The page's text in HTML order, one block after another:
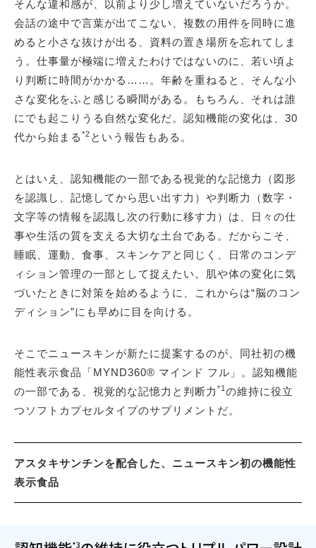
そんな違和感が、以前より少し増えていないだろうか。
会話の途中で言葉が出てこない、複数の用件を同時に進
めると小さな抜けが出る、資料の置き場所を忘れてしま
う。仕事量が極端に増えたわけではないのに、若い頃よ
り判断に時間がかかる……。年齢を重ねると、そんな小
さな変化をふと感じる瞬間がある。もちろん、それは誰
にでも起こりうる自然な変化だ。認知機能の変化は、30
代から始まる *2 という報告もある。
とはいえ、認知機能の一部である視覚的な記憶力（図形
を認識し、記憶してから思い出す力）や判断力（数字・
文字等の情報を認識し次の行動に移す力）は、日々の仕
事や生活の質を支える大切な土台である。だからこそ、
睡眠、運動、食事、スキンケアと同じく、日常のコンデ
ィション管理の一部として捉えたい。肌や体の変化に気
づいたときに対策を始めるように、これからは“脳のコン
ディション”にも早めに目を向ける。
そこでニュースキンが新たに提案するのが、同社初の機
能性表示食品「MYND360® マインド フル」。認知機能
の一部である、視覚的な記憶力と判断力 *1 の維持に役立
つソフトカプセルタイプのサプリメントだ。
アスタキサンチンを配合した、ニュースキン初の機能性
表示食品